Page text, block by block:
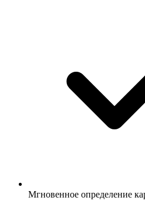
Мгновенное определение